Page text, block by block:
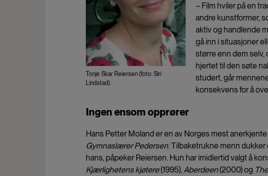
Tonje Skar Reiersen (foto: Siri
Lindstad).
– Film hviler på en
andre kunstformer,
aktiv og handlende
gå inn i situasjoner
større enn dem selv,
hjertet til den søte
studert, går
konsekvens for å
Ingen ensom opprører
Hans Petter Moland er en av Norges mest
Gymnaslærer Pedersen. Tilbaketrukne menn
hans, påpeker Reiersen. Hun har imidlertid valgt å
Kjærlighetens kjøtere(1995), Aberdeen(2000) og